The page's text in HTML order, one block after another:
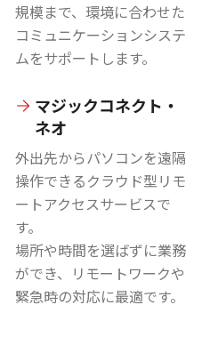
規模まで、環境に合わせた
コミュニケーションシステ
ムをサポートします。
マジックコネクト・
ネオ
外出先からパソコンを遠隔
操作できるクラウド型リモ
ートアクセスサービスで
す。
場所や時間を選ばずに業務
ができ、リモートワークや
緊急時の対応に最適です。